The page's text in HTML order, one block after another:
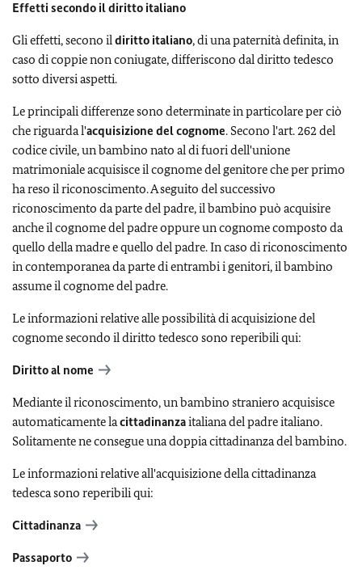
Effetti secondo il diritto italiano
Gli effetti, secono il diritto italiano, di una paternità definita, in
caso di coppie non coniugate, differiscono dal diritto tedesco
sotto diversi aspetti.
Le principali differenze sono determinate in particolare per ciò
che riguarda l'acquisizione del cognome. Secono l'art. 262 del
codice civile, un bambino nato al di fuori dell'unione
matrimoniale acquisisce il cognome del genitore che per primo
ha reso il riconoscimento. A seguito del successivo
riconoscimento da parte del padre, il bambino può acquisire
anche il cognome del padre oppure un cognome composto da
quello della madre e quello del padre. In caso di riconoscimento
in contemporanea da parte di entrambi i genitori, il bambino
assume il cognome del padre.
Le informazioni relative alle possibilità di acquisizione del
cognome secondo il diritto tedesco sono reperibili qui:
Diritto al nome
Mediante il riconoscimento, un bambino straniero acquisisce
automaticamente lacittadinanzaitaliana del padre italiano.
Solitamente ne consegue una doppia cittadinanza del bambino.
Le informazioni relative all'acquisizione della cittadinanza
tedesca sono reperibili qui:
Cittadinanza
Passaporto